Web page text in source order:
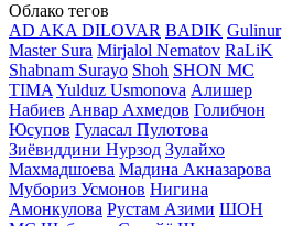
Облако тегов
AD AKA DILOVAR BADIK Gulinur
Master Sura Mirjalol Nematov RaLiK
Shabnam Surayo Shoh SHON MC
TIMA Yulduz Usmonova Алишер
Набиев Анвар Ахмедов Голибчон
Юсупов Гуласал Пулотова
Зиёвиддини Нурзод Зулайхо
Махмадшоева Мадина Акназарова
Мубориз Усмонов Нигина
Амонкулова Рустам Азими ШОН